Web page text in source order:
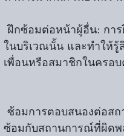
ฝึกซ้อมต่อหน้าผู้อื่น: การฝึกซ้อมกับคนอื่นๆ จะช่วยให้เราเรียนรู้วิธีรับมือกับสถานการณ์ที่มีคนอยู่
ในบริเวณนั้น และทำให้
เพื่อนหรือสมาชิกในครอบ
ซ้อมกับสถานการณ์ที่ผิดพ